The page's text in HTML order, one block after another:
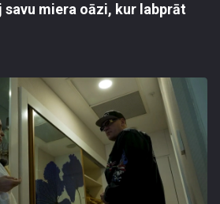
miera oāzi, kur labprāt